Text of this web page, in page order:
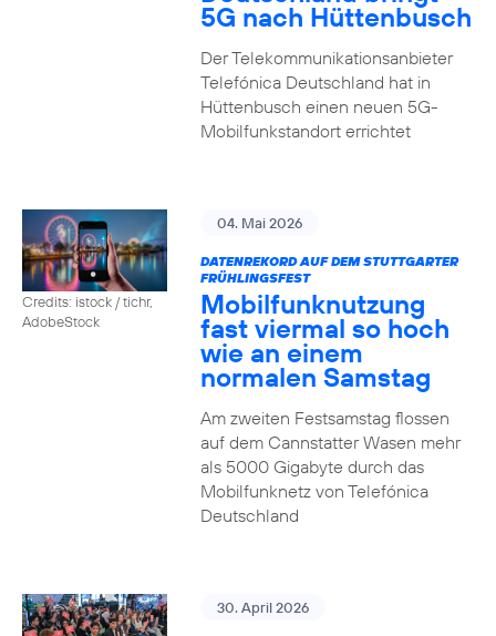
5G nach Hüttenbusch
Der Telekommunikationsanbieter
Telefónica Deutschland hat in
Hüttenbusch einen neuen 5G-
Mobilfunkstandort errichtet
Credits: istock / tichr,
AdobeStock
04. Mai 2026
DATENREKORD AUF DEM STUTTGARTER
FRÜHLINGSFEST
Mobilfunknutzung
fast viermal so hoch
wie an einem
normalen Samstag
Am zweiten Festsamstag flossen
auf dem Cannstatter Wasen mehr
als 5000 Gigabyte durch das
Mobilfunknetz von Telefónica
Deutschland
30. April 2026